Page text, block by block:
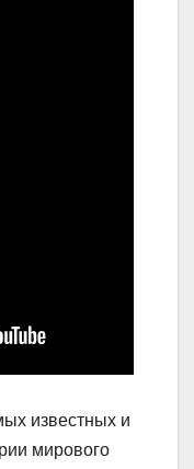
известных и
мирового